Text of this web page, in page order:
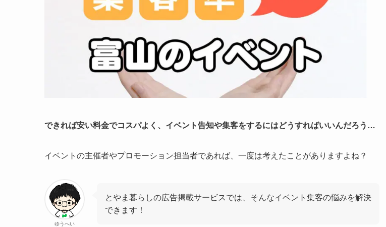
できれば安い料金でコスパよく、イベント告知や集客をするにはどうすればいいんだろう…
イベントの主催者やプロモーション担当者であれば、一度は考えたことがありますよね？
ゆうへい
とやま暮らしの広告掲載サービスでは、そんなイベント集客の悩みを解決
できます！